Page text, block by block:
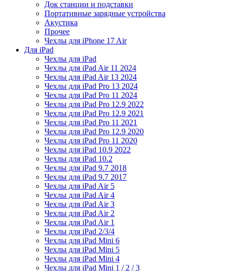
Док станции и подставки
Портативные зарядные устройства
Акустика
Прочее
Чехлы для iPhone 17 Air
Для iPad
Чехлы для iPad
Чехлы для iPad Air 11 2024
Чехлы для iPad Air 13 2024
Чехлы для iPad Pro 13 2024
Чехлы для iPad Pro 11 2024
Чехлы для iPad Pro 12.9 2022
Чехлы для iPad Pro 12.9 2021
Чехлы для iPad Pro 11 2021
Чехлы для iPad Pro 12.9 2020
Чехлы для iPad Pro 11 2020
Чехлы для iPad 10.9 2022
Чехлы для iPad 10.2
Чехлы для iPad 9.7 2018
Чехлы для iPad 9.7 2017
Чехлы для iPad Air 5
Чехлы для iPad Air 4
Чехлы для iPad Air 3
Чехлы для iPad Air 2
Чехлы для iPad Air 1
Чехлы для iPad 2/3/4
Чехлы для iPad Mini 6
Чехлы для iPad Mini 5
Чехлы для iPad Mini 4
Чехлы для iPad Mini 1 / 2 / 3